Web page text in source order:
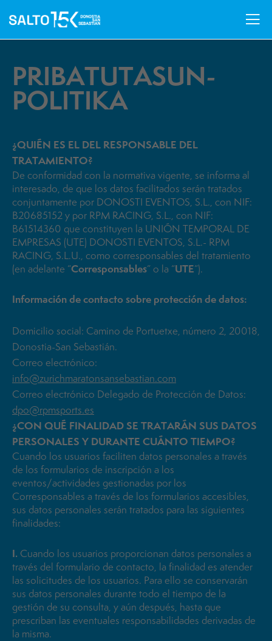
primary
main
¿Dónde recojo mi dorsal?
¿Puedo cambiar mi cajón de salida por uno que salga
antes?
¿Puedo cambiar mi cajón de salida por uno que salga
antes?
¿Puedo cambiar mi cajón de salida por uno que salga
antes?
PRIBATUTASUN-
POLITIKA
¿QUIÉN ES EL DEL RESPONSABLE DEL
TRATAMIENTO?
De conformidad con la normativa vigente, se informa al
interesado, de que los datos facilitados serán tratados
conjuntamente por DONOSTI EVENTOS, S.L., con NIF:
B20685152 y por RPM RACING, S.L., con NIF:
B61514360 que constituyen la UNIÓN TEMPORAL DE
EMPRESAS (UTE) DONOSTI EVENTOS, S.L.- RPM
RACING, S.L.U., como corresponsables del tratamiento
(en adelante “Corresponsables” o la “UTE”).
Información de contacto sobre protección de datos:
Domicilio social: Camino de Portuetxe, número 2, 20018,
Donostia-San Sebastián.
Correo electrónico:
info@zurichmaratonsansebastian.com
Correo electrónico Delegado de Protección de Datos:
dpo@rpmsports.es
¿CON QUÉ FINALIDAD SE TRATARÁN SUS DATOS
PERSONALES Y DURANTE CUÁNTO TIEMPO?
Cuando los usuarios faciliten datos personales a través
de los formularios de inscripción a los
eventos/actividades gestionadas por los
Corresponsables a través de los formularios accesibles,
sus datos personales serán tratados para las siguientes
finalidades:
I. Cuando los usuarios proporcionan datos personales a
través del formulario de contacto, la finalidad es atender
las solicitudes de los usuarios. Para ello se conservarán
sus datos personales durante todo el tiempo de la
gestión de su consulta, y aún después, hasta que
prescriban las eventuales responsabilidades derivadas de
la misma.